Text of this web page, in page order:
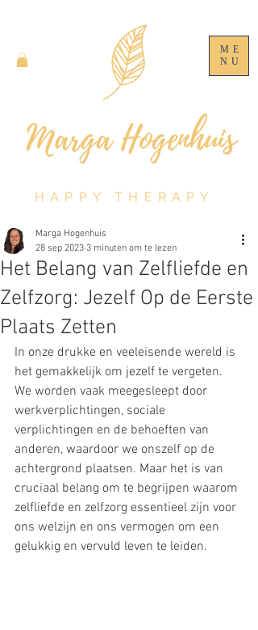
ME
NU
HAPPY THERAPY
Het Belang van Zelfliefde en
Zelfzorg: Jezelf Op de Eerste
Plaats Zetten
Marga Hogenhuis
28 sep 2023 3 minuten om te lezen
In onze drukke en veeleisende wereld is
het gemakkelijk om jezelf te vergeten.
We worden vaak meegesleept door
werkverplichtingen, sociale
verplichtingen en de behoeften van
anderen, waardoor we onszelf op de
achtergrond plaatsen. Maar het is van
cruciaal belang om te begrijpen waarom
zelfliefde en zelfzorg essentieel zijn voor
ons welzijn en ons vermogen om een
gelukkig en vervuld leven te leiden.